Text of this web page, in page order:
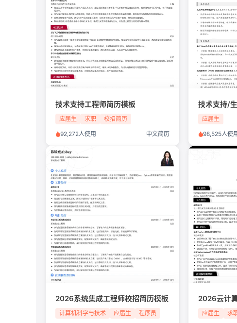
技术支持工程师简历模板
应届生 求职 校招简历
92,272人使用 中文简历
应届生
98,525人使
2026系统集成工程师校招简历模板
计算机科学与技术 应届生
程序员
2026云计
应届生 求